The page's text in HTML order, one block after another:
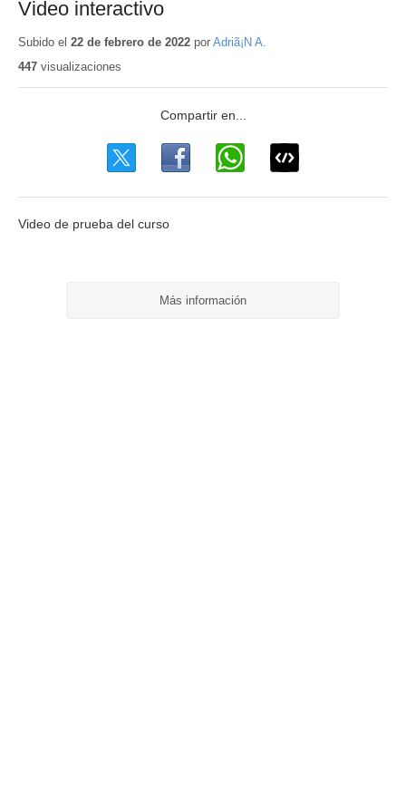
Video interactivo
Subido el 22 de febrero de 2022 por Adriã¡N A.
447 visualizaciones
Video de prueba del curso
Más información